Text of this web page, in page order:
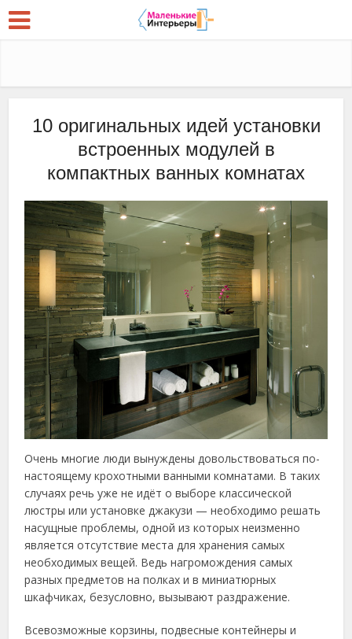
10 оригинальных идей установки
встроенных модулей в
компактных ванных комнатах
Очень многие люди вынуждены довольствоваться по-
настоящему крохотными ванными комнатами. В таких
случаях речь уже не идёт о выборе классической
люстры или установке джакузи — необходимо решать
насущные проблемы, одной из которых неизменно
является отсутствие места для хранения самых
необходимых вещей. Ведь нагромождения самых
разных предметов на полках и в миниатюрных
шкафчиках, безусловно, вызывают раздражение.
Всевозможные корзины, подвесные контейнеры и